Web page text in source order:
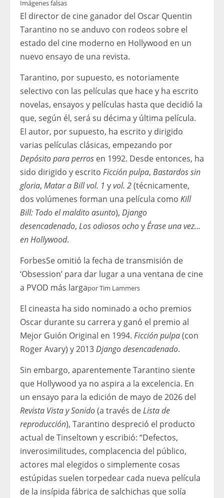
Imágenes falsas
El director de cine ganador del Oscar Quentin
Tarantino no se anduvo con rodeos sobre el
estado del cine moderno en Hollywood en un
nuevo ensayo de una revista.
Tarantino, por supuesto, es notoriamente
selectivo con las películas que hace y ha escrito
novelas, ensayos y películas hasta que decidió la
que, según él, será su décima y última película.
El autor, por supuesto, ha escrito y dirigido
varias películas clásicas, empezando por
Depósito para perros en 1992. Desde entonces, ha
sido dirigido y escrito Ficción pulpa, Bastardos sin
gloria, Matar a Bill vol. 1 yvol. 2(técnicamente,
dos volúmenes forman una película como Kill
Bill: Todo el maldito asunto), Django
desencadenado, Los odiosos ochoyÉrase una vez…
en Hollywood.
ForbesSe omitió la fecha de transmisión de
‘Obsession’ para dar lugar a una ventana de cine
a PVOD más largaporTim Lammers
El cineasta ha sido nominado a ocho premios
Oscar durante su carrera y ganó el premio al
Mejor Guión Original en 1994. Ficción pulpa(con
Roger Avary) y 2013Django desencadenado.
Sin embargo, aparentemente Tarantino siente
que Hollywood ya no aspira a la excelencia. En
un ensayo para la edición de mayo de 2026 del
Revista Vista y Sonido(a través deLista de
reproducción), Tarantino despreció el producto
actual de Tinseltown y escribió: “Defectos,
inverosimilitudes, complacencia del público,
actores mal elegidos o simplemente cosas
estúpidas suelen torpedear cada nueva película
de la insípida fábrica de salchichas que solía